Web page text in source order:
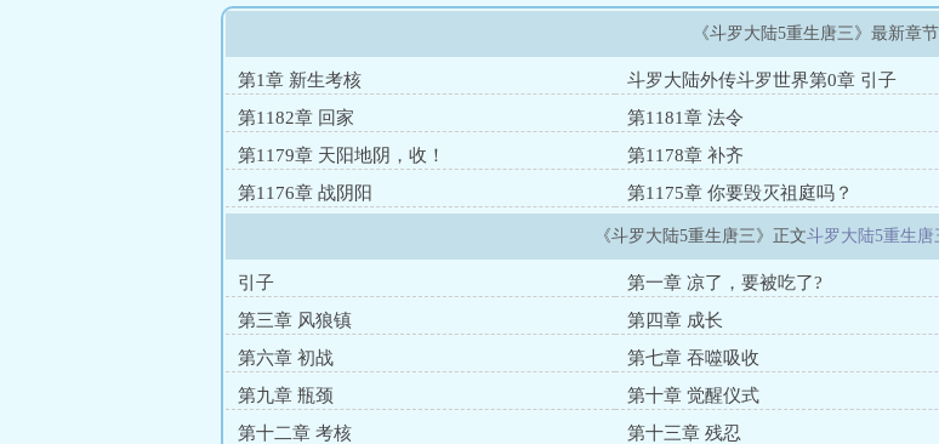
《斗罗大陆5重生唐三》最新章节
第1章 新生考核 斗罗大陆外传斗罗世界第0章 引子
第1182章 回家
第1181章 法令
第1179章 天阳地阴，收！
第1178章 补齐
第1176章 战阴阳
第1175章 你要毁灭祖庭吗？
《斗罗大陆5重生唐三》正文斗罗大陆5重生
引子 第一章 凉了，要被吃了?
第三章 风狼镇
第四章 成长
第六章 初战
第七章 吞噬吸收
第九章 瓶颈
第十章 觉醒仪式
第十二章 考核
第十三章 残忍